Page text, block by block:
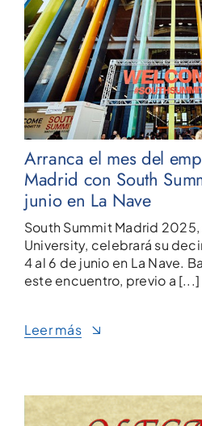
Arranca el mes del
Madrid con South
junio en La Nave
South Summit Madrid
University, celebrará su
4 al 6 de junio en La Nave.
este encuentro, previo a [...]
Leer más